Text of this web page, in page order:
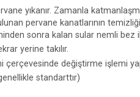
yıkanır. Zamanla
pervane kanatlarının
sonra kalan sular nemli bez
yerine takılır.
değiştirme işlemi
standarttır)